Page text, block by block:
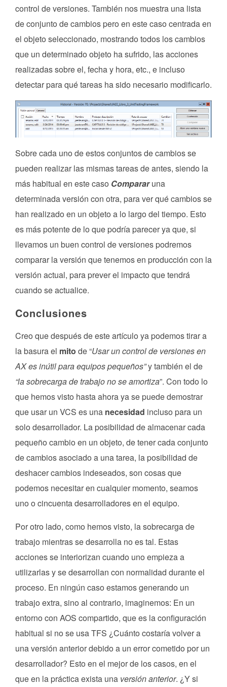
control de versiones. También nos muestra una lista
de conjunto de cambios pero en este caso centrada en
el objeto seleccionado, mostrando todos los cambios
que un determinado objeto ha sufrido, las acciones
realizadas sobre el, fecha y hora, etc., e incluso
detectar para qué tareas ha sido necesario modificarlo.
Sobre cada uno de estos conjuntos de cambios se
pueden realizar las mismas tareas de antes, siendo la
más habitual en este caso Compararuna
determinada versión con otra, para ver qué cambios se
han realizado en un objeto a lo largo del tiempo. Esto
es más potente de lo que podría parecer ya que, si
llevamos un buen control de versiones podremos
comparar la versión que tenemos en producción con la
versión actual, para prever el impacto que tendrá
cuando se actualice.
Conclusiones
Creo que después de este artículo ya podemos tirar a
la basura el mito de “Usar un control de versiones en
AX es inútil para equipos pequeños”y también el de
“la sobrecarga de trabajo no se amortiza”. Con todo lo
que hemos visto hasta ahora ya se puede demostrar
que usar un VCS es una necesidad incluso para un
solo desarrollador. La posibilidad de almacenar cada
pequeño cambio en un objeto, de tener cada conjunto
de cambios asociado a una tarea, la posibilidad de
deshacer cambios indeseados, son cosas que
podemos necesitar en cualquier momento, seamos
uno o cincuenta desarrolladores en el equipo.
Por otro lado, como hemos visto, la sobrecarga de
trabajo mientras se desarrolla no es tal. Estas
acciones se interiorizan cuando uno empieza a
utilizarlas y se desarrollan con normalidad durante el
proceso. En ningún caso estamos generando un
trabajo extra, sino al contrario, imaginemos: En un
entorno con AOS compartido, que es la configuración
habitual si no se usa TFS ¿Cuánto costaría volver a
una versión anterior debido a un error cometido por un
desarrollador? Esto en el mejor de los casos, en el
que en la práctica exista una versión anterior. ¿Y si